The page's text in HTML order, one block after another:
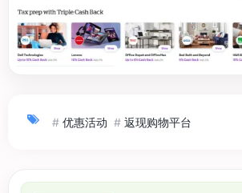
# 优惠活动 # 返现购物平台